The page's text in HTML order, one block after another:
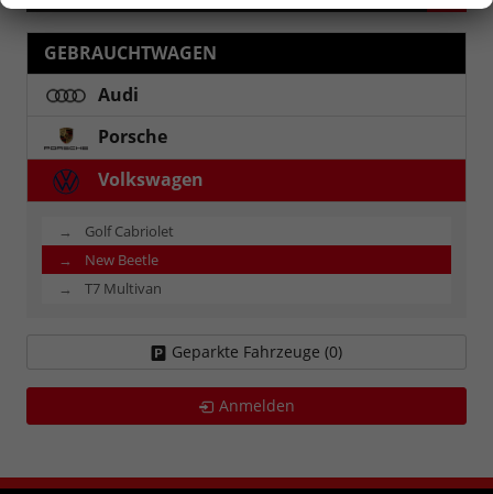
GEBRAUCHTWAGEN
Audi
Porsche
Volkswagen
Golf Cabriolet
New Beetle
T7 Multivan
Geparkte Fahrzeuge (0)
Anmelden